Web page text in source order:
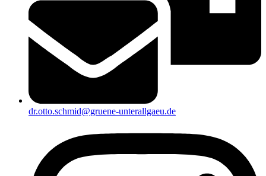
dr.otto.schmid@gruene-unterallgaeu.de